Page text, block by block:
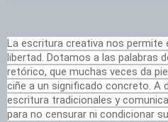
La escritura creativa nos permite
libertad. Dotamos a las palabras
retórico, que muchas veces da
ciñe a un significado concreto. A
escritura tradicionales y
para no censurar ni condicionar